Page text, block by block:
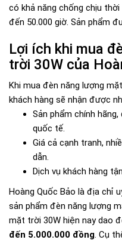
có khả năng chống chịu
đến 50.000 giờ. Sản phẩm
Lợi ích khi mua
trời 30W của
Khi mua đèn năng lượng
khách hàng sẽ nhận được
Sản phẩm chính
quốc tế.
Giá cả cạnh tranh,
dẫn.
Dịch vụ khách hàng
Hoàng Quốc Bảo là địa chỉ
sản phẩm đèn năng lượng
mặt trời 30W hiện nay dao
đến 5.000.000 đồng. Cụ